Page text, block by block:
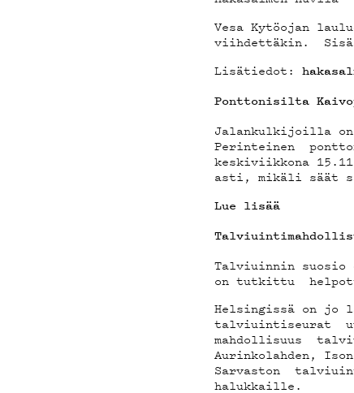
G
Vesa Kytöojan
viihdettäkin.
Lisätiedot:
Ponttonisilta
Jalankulkijoilla on
Perinteinen
keskiviikkona
asti, mikäli säät
Lue lisää
Talviuinnin suosio
on tutkittu
Helsingissä on jo
talviuintiseurat
mahdollisuus
Aurinkolahden,
Sarvaston
halukkaille.